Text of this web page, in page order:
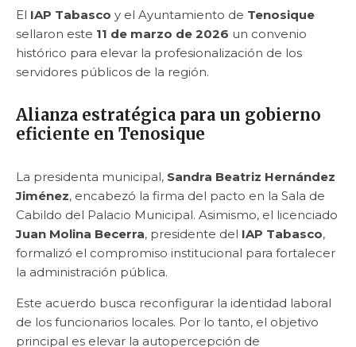
El IAP Tabasco y el Ayuntamiento de Tenosique
sellaron este 11 de marzo de 2026 un convenio
histórico para elevar la profesionalización de los
servidores públicos de la región.
Alianza estratégica para un gobierno
eficiente en Tenosique
La presidenta municipal, Sandra Beatriz Hernández
Jiménez, encabezó la firma del pacto en la Sala de
Cabildo del Palacio Municipal. Asimismo, el licenciado
Juan Molina Becerra, presidente del IAP Tabasco,
formalizó el compromiso institucional para fortalecer
la administración pública.
Este acuerdo busca reconfigurar la identidad laboral
de los funcionarios locales. Por lo tanto, el objetivo
principal es elevar la autopercepción de